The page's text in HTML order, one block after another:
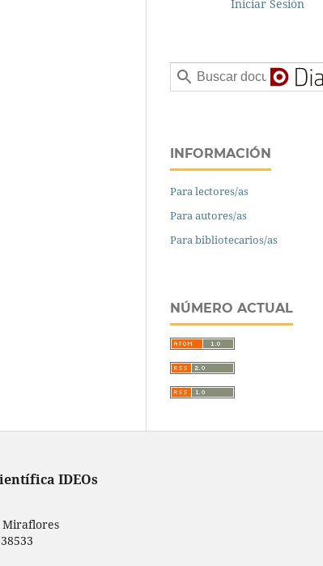
Iniciar Sesión
INFORMACIÓN
Para lectores/as
Para autores/as
Para bibliotecarios/as
NÚMERO ACTUAL
IDEOs
Miraflores